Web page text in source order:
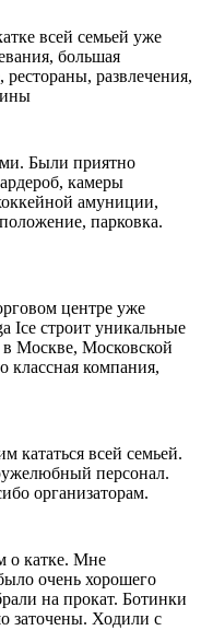
всей семьей уже
большая
развлечения,
Были приятно
камеры
амуниции,
парковка.
центре уже
Ice строит уникальные
Москве, Московской
классная компания,
всей семьей.
персонал.
организаторам.
о катке. Мне
очень хорошего
на прокат. Ботинки
заточены. Ходили с